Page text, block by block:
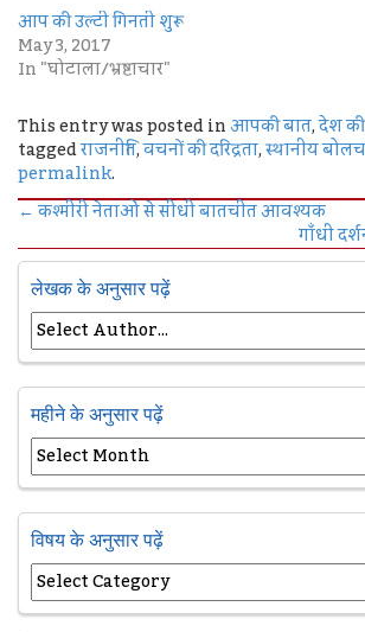
आप की उल्टी गिनती शुरू
May 3, 2017
In "घोटाला/भ्रष्टाचार"
This entry was posted inआपकी बात,देश
taggedराजनीति,वचनों की दरिद्रता,स्थानीय
permalink.
←कश्मीरी नेताओं से सीधी बातचीत आवश्‍यक
गाँधी
लेखक के अनुसार पढ़ें
महीने के अनुसार पढ़ें
विषय के अनुसार पढ़ें